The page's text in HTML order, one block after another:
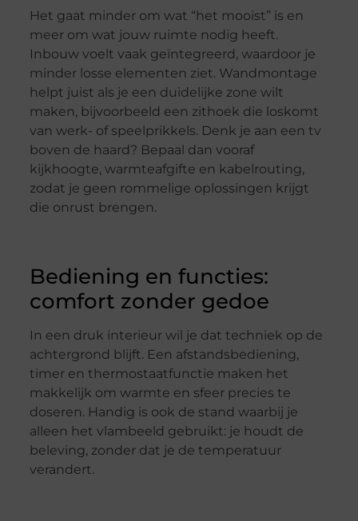
Het gaat minder om wat “het mooist” is en
meer om wat jouw ruimte nodig heeft.
Inbouw voelt vaak geïntegreerd, waardoor je
minder losse elementen ziet. Wandmontage
helpt juist als je een duidelijke zone wilt
maken, bijvoorbeeld een zithoek die loskomt
van werk- of speelprikkels. Denk je aan een tv
boven de haard? Bepaal dan vooraf
kijkhoogte, warmteafgifte en kabelrouting,
zodat je geen rommelige oplossingen krijgt
die onrust brengen.
Bediening en functies:
comfort zonder gedoe
In een druk interieur wil je dat techniek op de
achtergrond blijft. Een afstandsbediening,
timer en thermostaatfunctie maken het
makkelijk om warmte en sfeer precies te
doseren. Handig is ook de stand waarbij je
alleen het vlambeeld gebruikt: je houdt de
beleving, zonder dat je de temperatuur
verandert.